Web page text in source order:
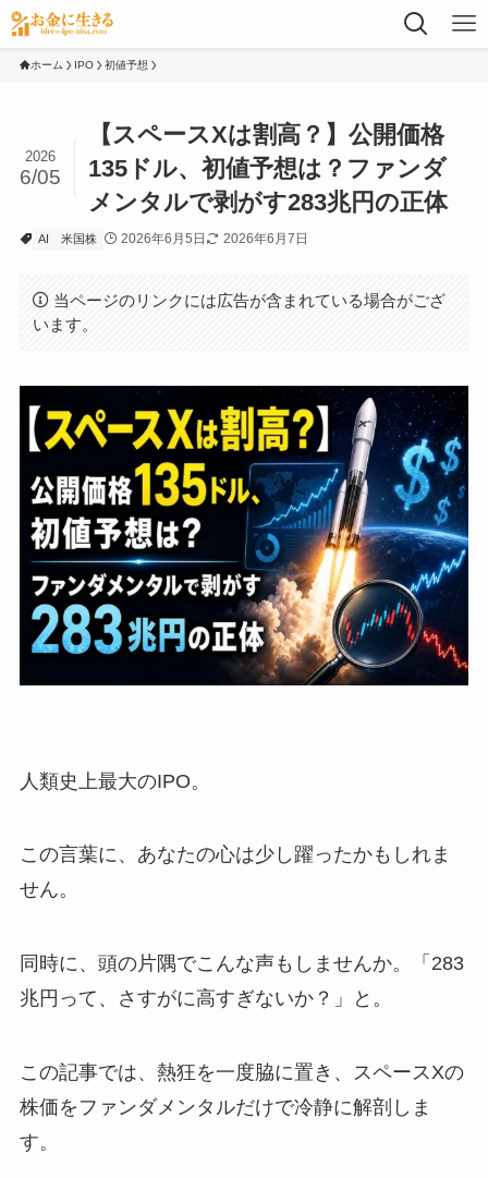
ホーム IPO 初値予想
【スペースXは割高？】公開価格
135ドル、初値予想は？ファンダ
メンタルで剥がす283兆円の正体
2026
6/05
AI 米国株 2026年6月5日 2026年6月7日
当ページのリンクには広告が含まれている場合がござ
います。
人類史上最大のIPO。
この言葉に、あなたの心は少し躍ったかもしれま
せん。
同時に、頭の片隅でこんな声もしませんか。「283
兆円って、さすがに高すぎないか？」と。
この記事では、熱狂を一度脇に置き、スペースXの
株価をファンダメンタルだけで冷静に解剖しま
す。